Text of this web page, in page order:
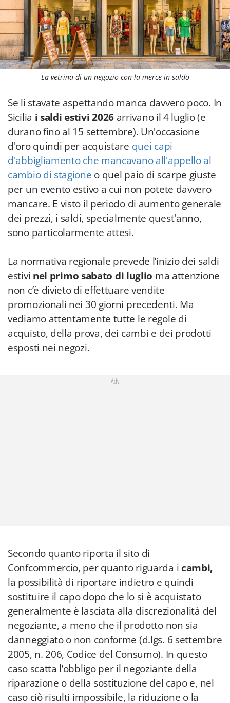
La vetrina di un negozio con la merce in saldo
Se li stavate aspettando manca davvero poco. In
Sicilia i saldi estivi 2026arrivano il 4 luglio (e
durano fino al 15 settembre). Un'occasione
d'oro quindi per acquistare quei capi
d'abbigliamento che mancavano all'appello al
cambio di stagione o quel paio di scarpe giuste
per un evento estivo a cui non potete davvero
mancare. E visto il periodo di aumento generale
dei prezzi, i saldi, specialmente quest'anno,
sono particolarmente attesi.
La normativa regionale prevede l’inizio dei saldi
estivi nel primo sabato di luglio ma attenzione
non c’è divieto di effettuare vendite
promozionali nei 30 giorni precedenti. Ma
vediamo attentamente tutte le regole di
acquisto, della prova, dei cambi e dei prodotti
esposti nei negozi.
Adv
Secondo quanto riporta il sito di
Confcommercio, per quanto riguarda i cambi,
la possibilità di riportare indietro e quindi
sostituire il capo dopo che lo si è acquistato
generalmente è lasciata alla discrezionalità del
negoziante, a meno che il prodotto non sia
danneggiato o non conforme (d.lgs. 6 settembre
2005, n. 206, Codice del Consumo). In questo
caso scatta l’obbligo per il negoziante della
riparazione o della sostituzione del capo e, nel
caso ciò risulti impossibile, la riduzione o la